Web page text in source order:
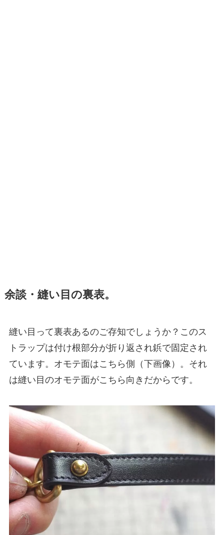
余談・縫い目の裏表。
縫い目って裏表あるのご存知でしょうか？このス
トラップは付け根部分が折り返され鋲で固定され
ています。オモテ面はこちら側（下画像）。それ
は縫い目のオモテ面がこちら向きだからです。